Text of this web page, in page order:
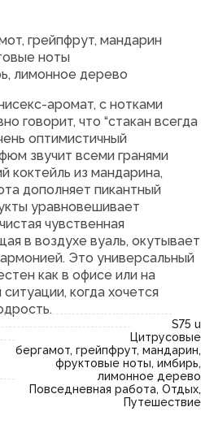
грейпфрут, мандарин
ноты
лимонное дерево
аромат, с нотками
говорит, что “стакан всегда
оптимистичный
звучит всеми гранями
коктейль из мандарина,
дополняет пикантный
уравновешивает
чувственная
в воздухе вуаль, окутывает
Это универсальный
как в офисе или на
когда хочется
S75 u
Цитрусовые
бергамот, грейпфрут, мандарин,
фруктовые ноты, имбирь,
лимонное дерево
Повседневная работа, Отдых,
Путешествие